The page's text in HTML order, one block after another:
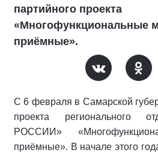
партийного проекта
«Многофункциональные
приёмные».
С 6 февраля в Самарской
проекта регионального
РОССИИ»
приёмные». В начале этого